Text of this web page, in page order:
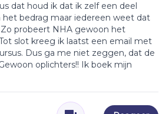
dat houd ik dat ik zelf een deel
bedrag maar iedereen weet dat
Zo probeert NHA gewoon het
slot kreeg ik laatst een email met
Dus ga me niet zeggen, dat de
oplichters!! Ik boek mijn